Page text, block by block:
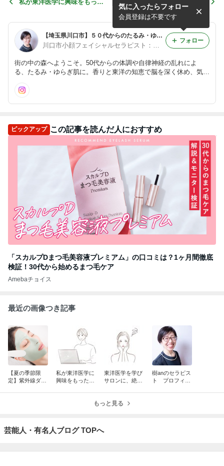
私が東洋医学に興味をもった
東洋医学を学びサロンに、絶
賛習得中！
【埼玉県川口市】５０代からのたるみ・ゆらぎ肌へ / 脳を休めて巡りを整える フェイシャルサロン樹an
街の中の森へようこそ。50代からの体調や自律神経の乱れによ
る、たるみ・ゆらぎ肌に。香りと東洋の知恵で脳を深く休め、気・
くすみ／むくみ／食いしばり／肩こり／疲れ顔）
気に入ったらフォロー
会員登録は不要です
フォロー
ピックアップ この記事を読んだ人におすすめ
「スカルプDまつ毛美容液プレミアム」の口コミは？1ヶ月間徹底
検証！30代から始めるまつ毛ケア
Amebaチョイス
最近の画像つき記事
【夏の季節限
定】紫外線ダメ
私が東洋医学に
興味をもったき
東洋医学を学び
サロンに、絶賛
樹anのセラピス
ト プロフィー
もっと見る
芸能人・有名人ブログ TOPへ